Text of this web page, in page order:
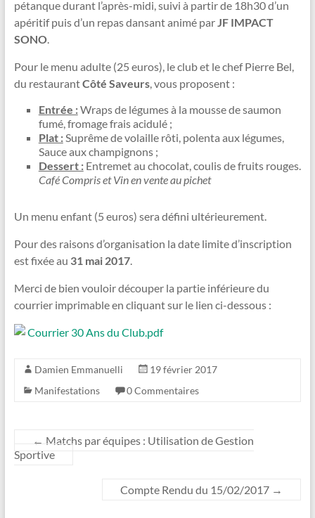
pétanque durant l’après-midi, suivi à partir de 18h30 d’un
apéritif puis d’un repas dansant animé par JF IMPACT
SONO.
Pour le menu adulte (25 euros), le club et le chef Pierre Bel,
du restaurantCôté Saveurs, vous proposent :
Entrée :Wraps de légumes à la mousse de saumon
fumé, fromage frais acidulé ;
Plat : Suprême de volaille rôti, polenta aux légumes,
Sauce aux champignons ;
Dessert : Entremet au chocolat, coulis de fruits rouges.
Café Compris et Vin en vente au pichet
Un menu enfant (5 euros) sera défini ultérieurement.
Pour des raisons d’organisation la date limite d’inscription
est fixée au 31 mai 2017.
Merci de bien vouloir découper la partie inférieure du
courrier imprimable en cliquant sur le lien ci-dessous :
Courrier 30 Ans du Club.pdf
Damien Emmanuelli
19 février 2017
Manifestations
0 Commentaires
← Matchs par équipes : Utilisation de Gestion
Sportive
Compte Rendu du 15/02/2017 →